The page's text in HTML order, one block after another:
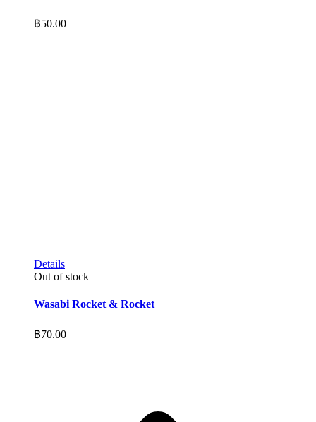
฿50.00
Details
Out of stock
Wasabi Rocket & Rocket
฿70.00